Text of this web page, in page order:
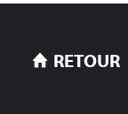
RETOUR